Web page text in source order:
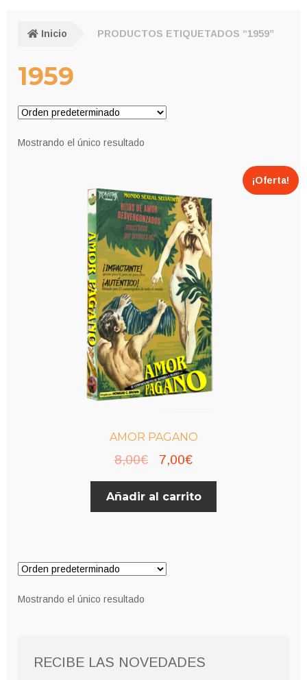
Inicio PRODUCTOS ETIQUETADOS “1959”
1959
Mostrando el único resultado
AMOR PAGANO
¡Oferta!
8,00€
El
precio
original
7,00€El
precio
actual
Añadir al carrito
Mostrando el único resultado
RECIBE LAS NOVEDADES